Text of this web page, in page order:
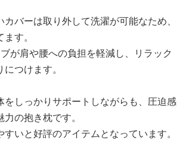
バーは取り外して洗濯が可能なため、
す。
が肩や腰への負担を軽減し、リラック
つけます。
をしっかりサポートしながらも、圧迫感
の抱き枕です。
いと好評のアイテムとなっています。